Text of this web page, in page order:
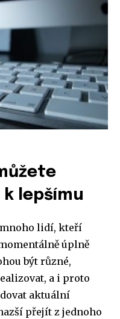
lepšímu
mnoho lidí, kteří
úplně
být různé,
a i proto
aktuální
přejít z jednoho